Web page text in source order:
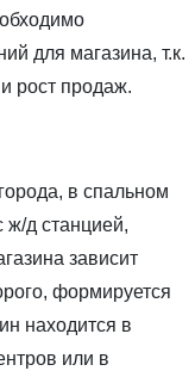
для магазина, т.к.
рост продаж.
в спальном
ж/д станцией,
зависит
формируется
находится в
или в